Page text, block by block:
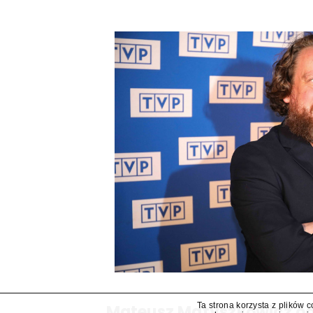
Ta strona korzysta z plików